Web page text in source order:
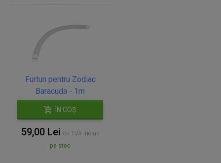
Furtun pentru Zodiac
Baracuda - 1m
ÎN COȘ
59,00 Lei cu TVA inclus
pe stoc